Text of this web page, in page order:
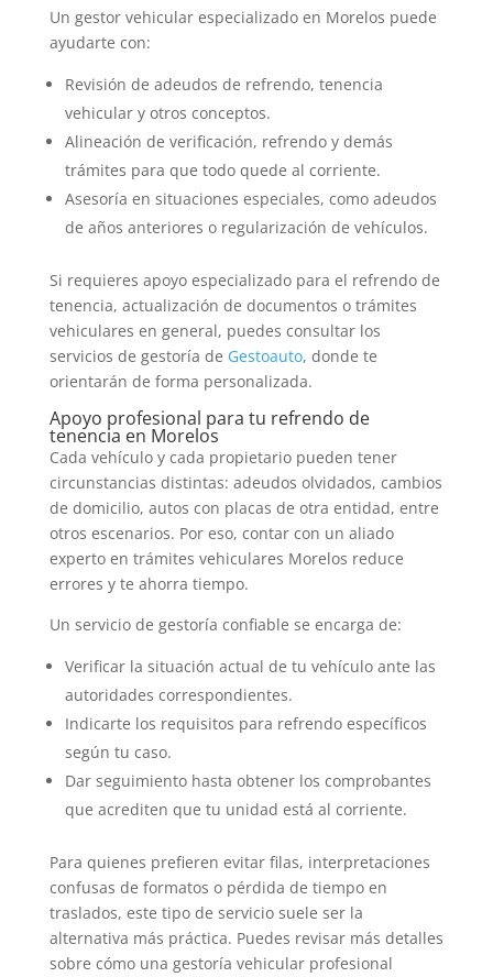
Un gestor vehicular especializado en Morelos puede
ayudarte con:
Revisión de adeudos de refrendo, tenencia
vehicular y otros conceptos.
Alineación de verificación, refrendo y demás
trámites para que todo quede al corriente.
Asesoría en situaciones especiales, como adeudos
de años anteriores o regularización de vehículos.
Si requieres apoyo especializado para el refrendo de
tenencia, actualización de documentos o trámites
vehiculares en general, puedes consultar los
servicios de gestoría de Gestoauto, donde te
orientarán de forma personalizada.
Apoyo profesional para tu refrendo de
tenencia en Morelos
Cada vehículo y cada propietario pueden tener
circunstancias distintas: adeudos olvidados, cambios
de domicilio, autos con placas de otra entidad, entre
otros escenarios. Por eso, contar con un aliado
experto en trámites vehiculares Morelos reduce
errores y te ahorra tiempo.
Un servicio de gestoría confiable se encarga de:
Verificar la situación actual de tu vehículo ante las
autoridades correspondientes.
Indicarte los requisitos para refrendo específicos
según tu caso.
Dar seguimiento hasta obtener los comprobantes
que acrediten que tu unidad está al corriente.
Para quienes prefieren evitar filas, interpretaciones
confusas de formatos o pérdida de tiempo en
traslados, este tipo de servicio suele ser la
alternativa más práctica. Puedes revisar más detalles
sobre cómo una gestoría vehicular profesional